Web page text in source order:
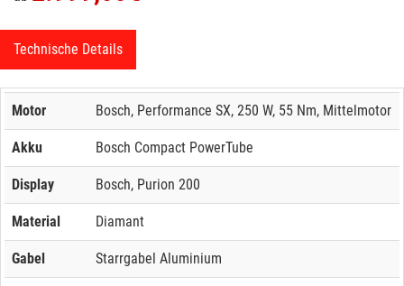
Technische Details
Motor Bosch, Performance SX, 250 W, 55 Nm, Mittelmotor
Akku Bosch Compact PowerTube
Display Bosch, Purion 200
Material Diamant
Gabel Starrgabel Aluminium